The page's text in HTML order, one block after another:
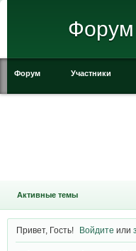
Форум Участники
Активные темы
Привет, Гость! Войдите или